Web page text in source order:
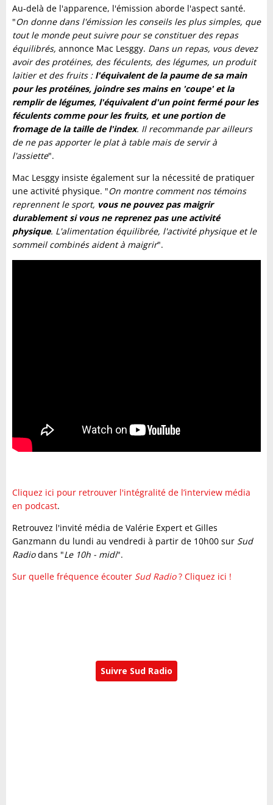
Au-delà de l'apparence, l'émission aborde l'aspect santé.
"On donne dans l'émission les conseils les plus simples, que
tout le monde peut suivre pour se constituer des repas
équilibrés, annonce Mac Lesggy. Dans un repas, vous devez
avoir des protéines, des féculents, des légumes, un produit
laitier et des fruits :l'équivalent de la paume de sa main
pour les protéines, joindre ses mains en 'coupe' et la
remplir de légumes, l'équivalent d'un point fermé pour les
féculents comme pour les fruits, et une portion de
fromage de la taille de l'index. Il recommande par ailleurs
de ne pas apporter le plat à table mais de servir à
l'assiette".
Mac Lesggy insiste également sur la nécessité de pratiquer
une activité physique. "On montre comment nos témoins
reprennent le sport, vous ne pouvez pas maigrir
durablement si vous ne reprenez pas une activité
physique. L'alimentation équilibrée, l'activité physique et le
sommeil combinés aident à maigrir".
Cliquez ici pour retrouver l'intégralité de l’interview média
en podcast.
Retrouvez l'invité média de Valérie Expert et Gilles
Ganzmann du lundi au vendredi à partir de 10h00 sur Sud
Radiodans "Le 10h - midi".
Sur quelle fréquence écouter Sud Radio? Cliquez ici !
Suivre Sud Radio